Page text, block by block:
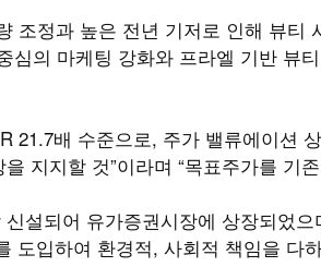
조정과 높은 전년 기저로 인해 뷰티
심의 마케팅 강화와 프라엘 기반 뷰
21.7배 수준으로, 주가 밸류에이션
지지할 것”이라며 “목표주가를 기
설되어 유가증권시장에 상장되었
도입하여 환경적, 사회적 책임을 다